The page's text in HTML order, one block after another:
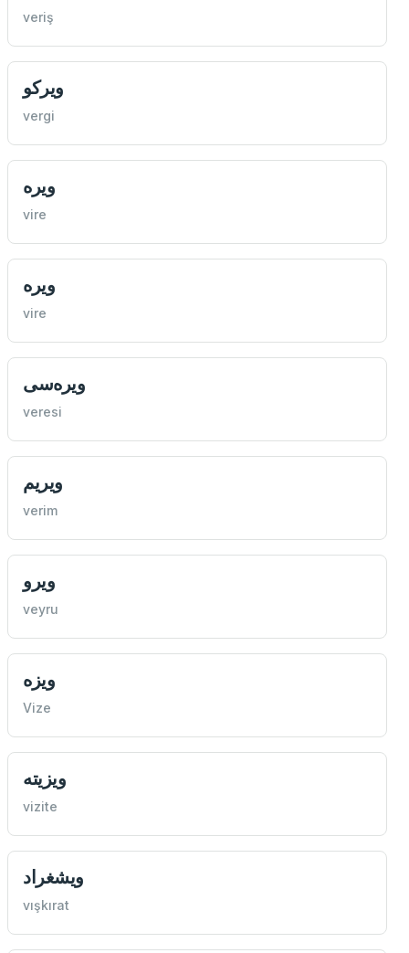
veriş
ويركو
vergi
ويره
vire
ويره
vire
ويره‌سی
veresi
ويريم
verim
ويرو
veyru
ويزه
Vize
ويزيته
vizite
ويشغراد
vışkırat